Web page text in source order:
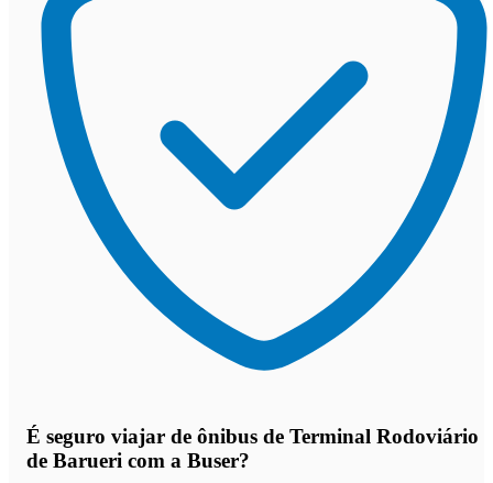
É seguro viajar de ônibus de Terminal Rodoviário
de Barueri com a Buser?